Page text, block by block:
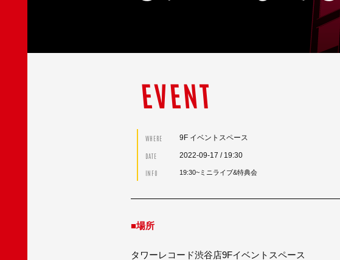
EVENT
WHERE 9F イベントスペース
DATE 2022-09-17 / 19:30
INFO 19:30~ミニライブ&特典会
■場所
タワーレコード渋谷店9Fイベントスペース